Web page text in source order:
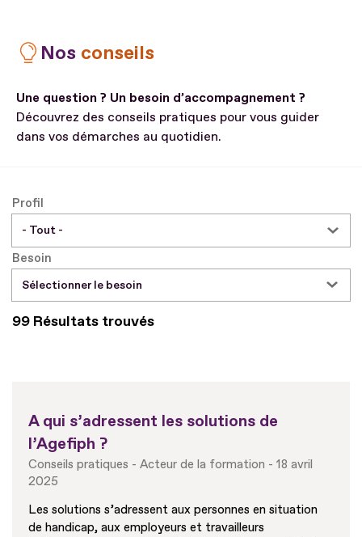
Nos conseils
Une question ? Un besoin d’accompagnement ?
Découvrez des conseils pratiques pour vous guider
dans vos démarches au quotidien.
Profil
Besoin
Sélectionner le besoin
99 Résultats trouvés
A qui s’adressent les solutions de
l’Agefiph ?
Conseils pratiques Acteur de la formation
18 avril
2025
Les solutions s’adressent aux personnes en situation
de handicap, aux employeurs et travailleurs